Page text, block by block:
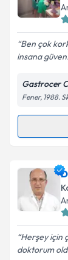
takvim
Ben çok
insana
Gastrocer
Fener, 1988.
Op.
takvim
Herşey için
doktorum